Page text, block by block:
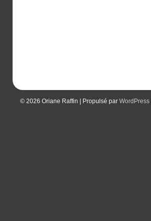
© 2026 Oriane Raffin | Propulsé par WordPress